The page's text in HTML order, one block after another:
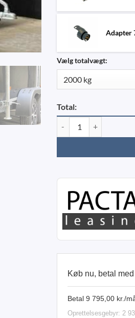
Adapter
Vælg totalvægt:
Total:
Køb nu, betal med
Betal 9 795,00 kr./
Oprettelsesgebyr: 2